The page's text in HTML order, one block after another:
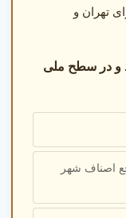
تهران و
و در سطح ملی
اصناف شهر